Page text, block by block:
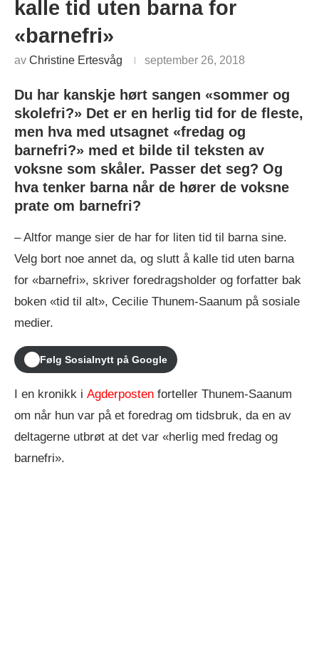
kalle tid uten barna for
«barnefri»
av Christine Ertesvåg september 26, 2018
Du har kanskje hørt sangen «sommer og
skolefri?» Det er en herlig tid for de fleste,
men hva med utsagnet «fredag og
barnefri?» med et bilde til teksten av
voksne som skåler. Passer det seg? Og
hva tenker barna når de hører de voksne
prate om barnefri?
– Altfor mange sier de har for liten tid til barna sine.
Velg bort noe annet da, og slutt å kalle tid uten barna
for «barnefri», skriver foredragsholder og forfatter bak
boken «tid til alt», Cecilie Thunem-Saanum på sosiale
medier.
Følg Sosialnytt på Google
I en kronikk i Agderposten forteller Thunem-Saanum
om når hun var på et foredrag om tidsbruk, da en av
deltagerne utbrøt at det var «herlig med fredag og
barnefri».